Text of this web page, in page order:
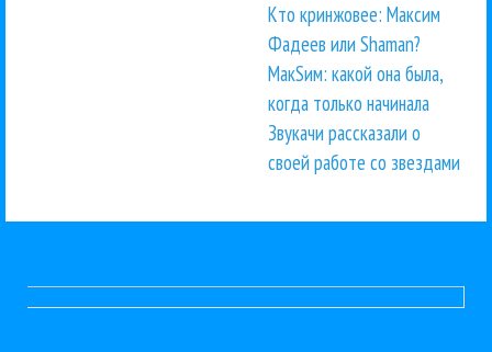
Кто кринжовее: Максим
Фадеев или Shaman?
МакSим: какой она была,
когда только начинала
Звукачи рассказали о
своей работе со звездами